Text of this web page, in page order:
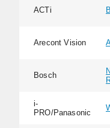
ACTi
Arecont Vision
Bosch
i-
PRO/Panasonic